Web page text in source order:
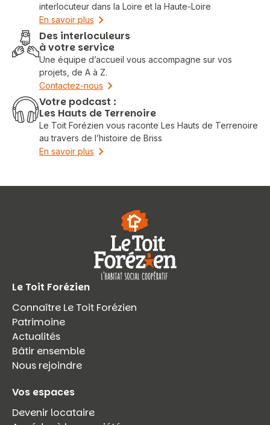
interlocuteur dans la Loire et la Haute-Loire
En savoir plus
Des interloculeurs
à votre service
Une équipe d’accueil vous accompagne sur vos
projets, de A à Z.
Contactez-nous
Votre podcast :
Les Hauts de Terrenoire
Le Toit Forézien vous raconte Les Hauts de Terrenoire
au travers de l’histoire de Briss
En savoir plus
Le Toit Forézien
Connaître Le Toit Forézien
Patrimoine
Actualités
Bâtir ensemble
Nous rejoindre
Vos espaces
Devenir locataire